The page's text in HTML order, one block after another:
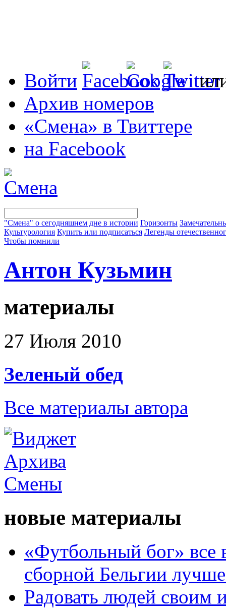
Войти
Архив номеров
«Смена» в Твиттере
на Facebook
"Смена" о сегодняшнем дне в истории Горизонты
Культурология Купить или подписаться Легенды
Чтобы помнили
Антон Кузьмин
материалы
27 Июля 2010
Зеленый обед
Все материалы автора
новые материалы
«Футбольный бог» все
сборной Бельгии
Радовать людей своим